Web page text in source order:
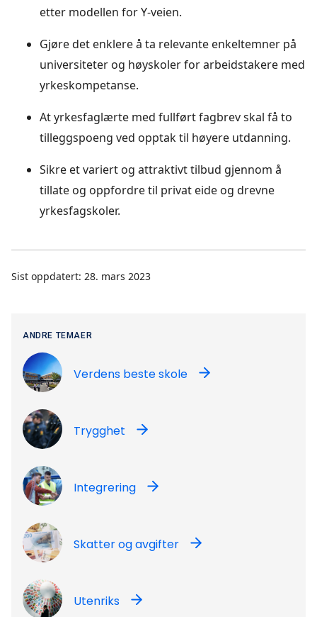
etter modellen for Y-veien.
Gjøre det enklere å ta relevante enkeltemner på
universiteter og høyskoler for arbeidstakere med
yrkeskompetanse.
At yrkesfaglærte med fullført fagbrev skal få to
tilleggspoeng ved opptak til høyere utdanning.
Sikre et variert og attraktivt tilbud gjennom å
tillate og oppfordre til privat eide og drevne
yrkesfagskoler.
Sist oppdatert: 28. mars 2023
ANDRE TEMAER
Verdens beste skole
Trygghet
Integrering
Skatter og avgifter
Utenriks